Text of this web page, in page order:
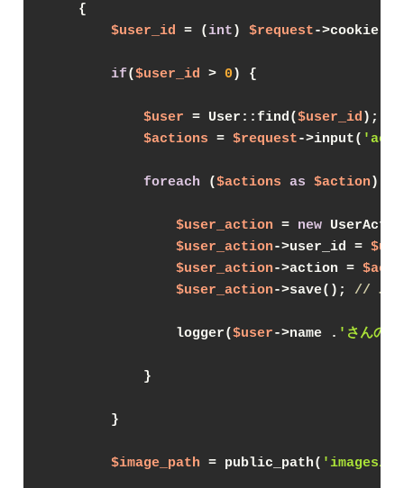
{
$user_id = (int ) $request->cookie(
if($user_id > 0 ) {
$user = User::find($user_id );
$actions = $request->input(
foreach ($actions as $action ) {
$user_action = new
$user_action->user_id =
$user_action->action =
$user_action->save(); // ユー
                logger(
$user->name . 'さんの
            }
        }
$image_path = public_path( 'images/